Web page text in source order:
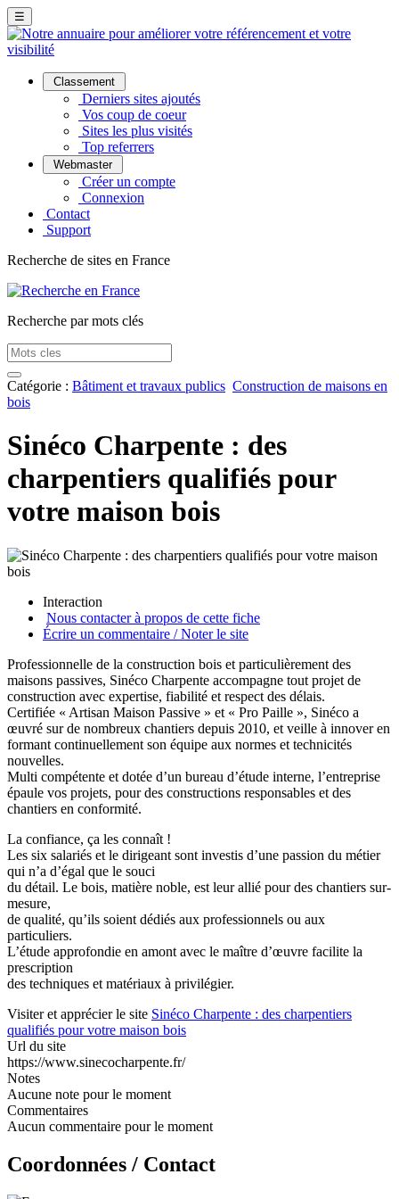
☰
Classement
Derniers sites ajoutés
Vos coup de coeur
Sites les plus visités
Top referrers
Webmaster
Créer un compte
Connexion
Contact
Support
Recherche de sites en France
Recherche par mots clés
Catégorie : Bâtiment et travaux publics Construction de maisons en
bois
Sinéco Charpente : des
charpentiers qualifiés pour
votre maison bois
Interaction
Nous contacter à propos de cette fiche
Écrire un commentaire / Noter le site
Professionnelle de la construction bois et particulièrement des
maisons passives, Sinéco Charpente accompagne tout projet de
construction avec expertise, fiabilité et respect des délais.
Certifiée « Artisan Maison Passive » et « Pro Paille », Sinéco a
œuvré sur de nombreux chantiers depuis 2010, et veille à innover en
formant continuellement son équipe aux normes et technicités
nouvelles.
Multi compétente et dotée d’un bureau d’étude interne, l’entreprise
épaule vos projets, pour des constructions responsables et des
chantiers en conformité.
La confiance, ça les connaît !
Les six salariés et le dirigeant sont investis d’une passion du métier
qui n’a d’égal que le souci
du détail. Le bois, matière noble, est leur allié pour des chantiers sur-
mesure,
de qualité, qu’ils soient dédiés aux professionnels ou aux
particuliers.
L’étude approfondie en amont avec le maître d’œuvre facilite la
prescription
des techniques et matériaux à privilégier.
Visiter et apprécier le site Sinéco Charpente : des charpentiers
qualifiés pour votre maison bois
Url du site
https://www.sinecocharpente.fr/
Notes
Aucune note pour le moment
Commentaires
Aucun commentaire pour le moment
Coordonnées / Contact